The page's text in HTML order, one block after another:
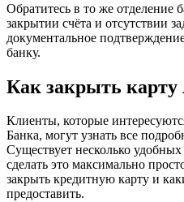
Обратитесь в то же отделение
закрытии счёта и отсутствии
документальное
банку.
Как закрыть
Клиенты, которые
Банка, могут узнать все
Существует несколько
сделать это максимально
закрыть кредитную карту и
предоставить.